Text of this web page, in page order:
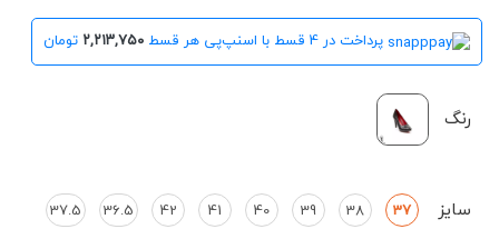
پرداخت در 4 قسط با اسنپ‌پی هر قسط ۲,۲۱۳,۷۵۰ تومان
رنگ
سایز 37
38
39
40
41
42
36.5
37.5